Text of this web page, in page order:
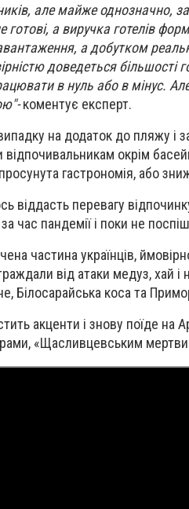
але майже однозначно,
готові, а виручка готелів
а добутком
доведеться більшості
в нуль або в мінус.
коментує експерт.
на додаток до пляжу і
відпочивальникам окрім
гастрономія, або
віддасть перевагу
час пандемії і поки не
частина українців,
від атаки медуз, хай
Білосарайська коса та
акценти і знову поїде
«Щасливцевським